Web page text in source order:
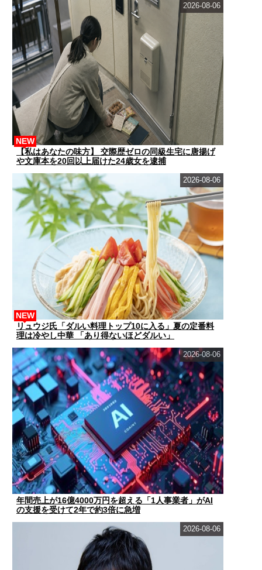
【私はあなたの味方】 交際歴ゼロの同級生宅に唐揚げ
や文庫本を20回以上届けた24歳女を逮捕
NEW
2026-08-06
リュウジ氏「ダルい料理トップ10に入る」夏の定番料
理は冷やし中華 「あり得ないほどダルい」
NEW
2026-08-06
年間売上が16億4000万円を超える「1人事業者」がAI
の支援を受けて2年で約3倍に急増
2026-08-06
2026-08-06